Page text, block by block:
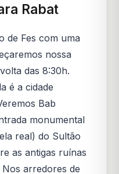
Rabat
de Fes com uma
nossa
das 8:30h.
é a cidade
Bab
monumental
real) do Sultão
as antigas ruínas
arredores de